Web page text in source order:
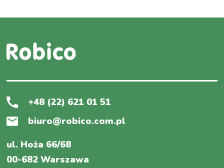
+48 (22) 621 01 51
biuro@robico.com.pl
ul. Hoża 66/68
00-682 Warszawa